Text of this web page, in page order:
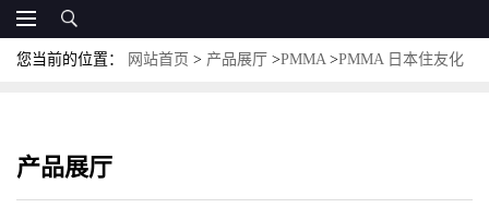
您当前的位置： 网站首页 > 产品展厅 >PMMA>PMMA 日本住友化
产品展厅